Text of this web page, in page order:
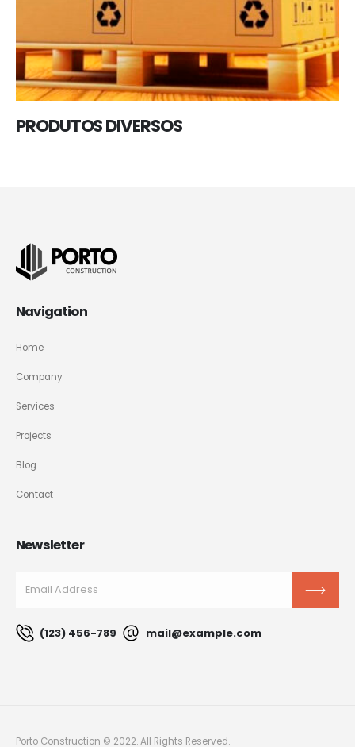
PRODUTOS DIVERSOS
Navigation
Home
Company
Services
Projects
Blog
Contact
Newsletter
(123) 456-789 mail@example.com
Porto Construction © 2022. All Rights Reserved.